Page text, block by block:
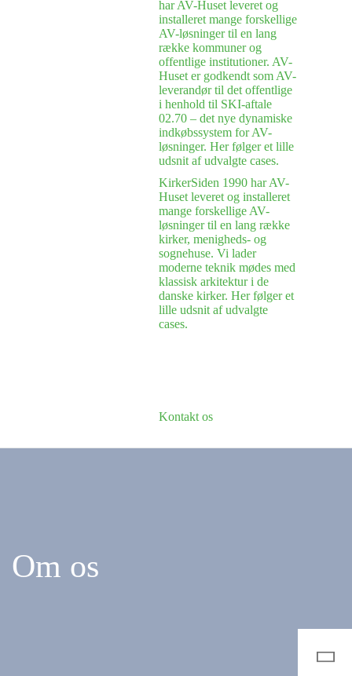
har AV-Huset leveret og
installeret mange forskellige
AV-løsninger til en lang
række kommuner og
offentlige institutioner. AV-
Huset er godkendt som AV-
leverandør til det offentlige
i henhold til SKI-aftale
02.70 – det nye dynamiske
indkøbssystem for AV-
løsninger. Her følger et lille
udsnit af udvalgte cases.
KirkerSiden 1990 har AV-
Huset leveret og installeret
mange forskellige AV-
løsninger til en lang række
kirker, menigheds- og
sognehuse. Vi lader
moderne teknik mødes med
klassisk arkitektur i de
danske kirker. Her følger et
lille udsnit af udvalgte
cases.
Kontakt os
Om os